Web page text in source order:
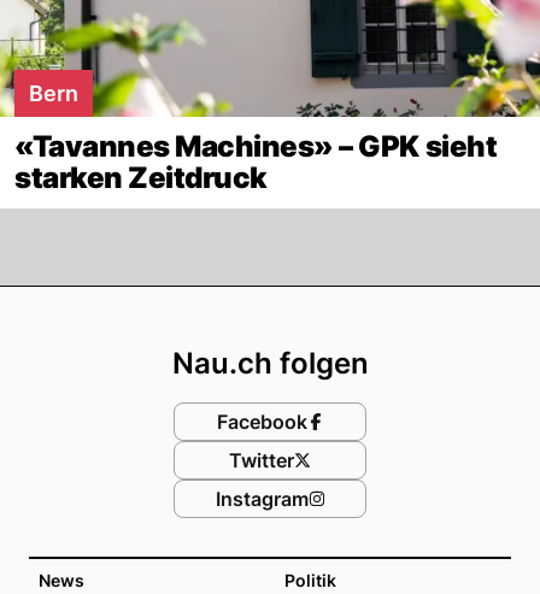
Bern
«Tavannes Machines» – GPK sieht
starken Zeitdruck
News Politik
Nau.ch folgen
Facebook
Twitter
Instagram